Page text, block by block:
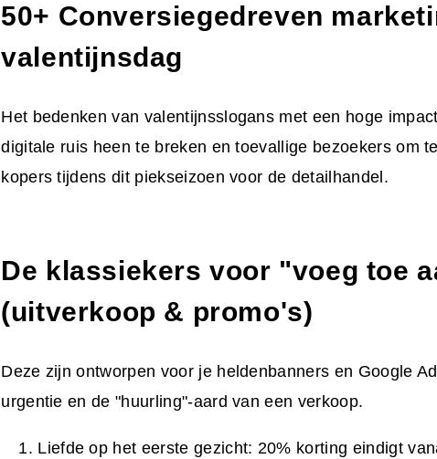
50+ Conversiegedreven
valentijnsdag
Het bedenken van valentijnsslogans met een hoge
digitale ruis heen te breken en toevallige bezoekers om
kopers tijdens dit piekseizoen voor de detailhandel.
De klassiekers voor "voeg toe
(uitverkoop & promo's)
Deze zijn ontworpen voor je heldenbanners en Google
urgentie en de "huurling"-aard van een verkoop.
Liefde op het eerste gezicht: 20% korting eindigt